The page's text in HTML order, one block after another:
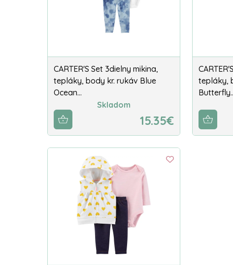
CARTER'S Set 3dielny mikina,
tepláky, body kr. rukáv Blue
Ocean…
Skladom
15.35€
tepláky,